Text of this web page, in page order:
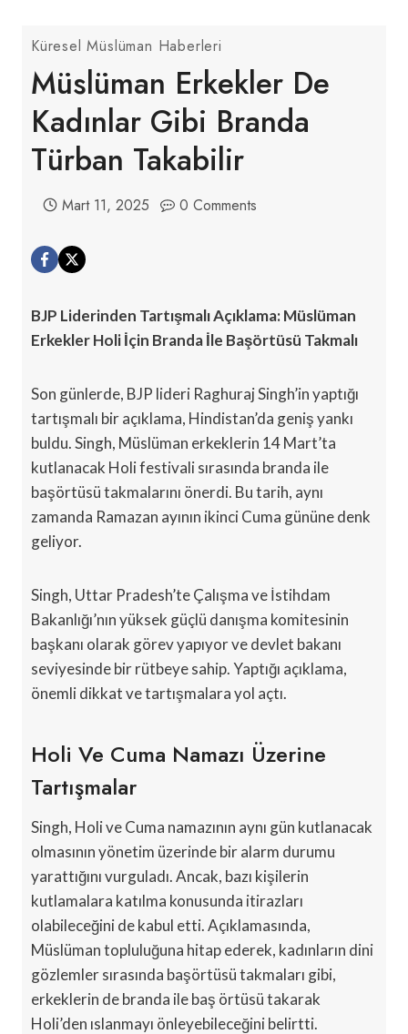
Küresel Müslüman Haberleri
Müslüman Erkekler De
Kadınlar Gibi Branda
Türban Takabilir
Mart 11, 2025 0 Comments
BJP Liderinden Tartışmalı Açıklama: Müslüman
Erkekler Holi İçin Branda İle Başörtüsü Takmalı
Son günlerde, BJP lideri Raghuraj Singh’in yaptığı
tartışmalı bir açıklama, Hindistan’da geniş yankı
buldu. Singh, Müslüman erkeklerin 14 Mart’ta
kutlanacak Holi festivali sırasında branda ile
başörtüsü takmalarını önerdi. Bu tarih, aynı
zamanda Ramazan ayının ikinci Cuma gününe denk
geliyor.
Singh, Uttar Pradesh’te Çalışma ve İstihdam
Bakanlığı’nın yüksek güçlü danışma komitesinin
başkanı olarak görev yapıyor ve devlet bakanı
seviyesinde bir rütbeye sahip. Yaptığı açıklama,
önemli dikkat ve tartışmalara yol açtı.
Holi Ve Cuma Namazı Üzerine
Tartışmalar
Singh, Holi ve Cuma namazının aynı gün kutlanacak
olmasının yönetim üzerinde bir alarm durumu
yarattığını vurguladı. Ancak, bazı kişilerin
kutlamalara katılma konusunda itirazları
olabileceğini de kabul etti. Açıklamasında,
Müslüman topluluğuna hitap ederek, kadınların dini
gözlemler sırasında başörtüsü takmaları gibi,
erkeklerin de branda ile baş örtüsü takarak
Holi’den ıslanmayı önleyebileceğini belirtti.